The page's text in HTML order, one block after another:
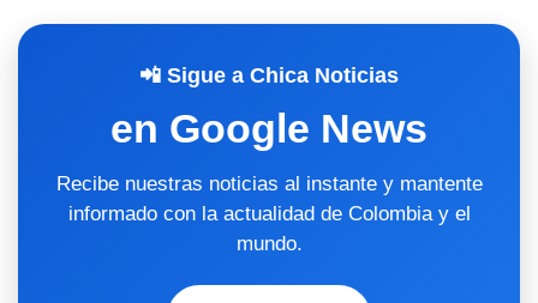
📲 Sigue a Chica Noticias
en Google News
Recibe nuestras noticias al instante y mantente
informado con la actualidad de Colombia y el
mundo.